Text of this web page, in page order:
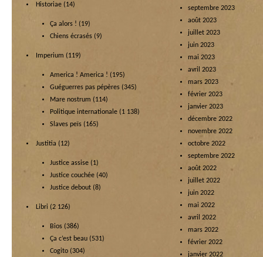
Historiae (14)
Ça alors ! (19)
Chiens écrasés (9)
Imperium (119)
America ! America ! (195)
Guéguerres pas pépères (345)
Mare nostrum (114)
Politique internationale (1 138)
Slaves peïs (165)
Justitia (12)
Justice assise (1)
Justice couchée (40)
Justice debout (8)
Libri (2 126)
Bios (386)
Ça c’est beau (531)
Cogito (304)
septembre 2023
août 2023
juillet 2023
juin 2023
mai 2023
avril 2023
mars 2023
février 2023
janvier 2023
décembre 2022
novembre 2022
octobre 2022
septembre 2022
août 2022
juillet 2022
juin 2022
mai 2022
avril 2022
mars 2022
février 2022
janvier 2022